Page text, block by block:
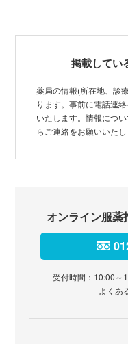
掲載してい
薬局の情報(所在地、診
ります。事前に電話連
いたします。情報につ
らご連絡をお願いいたし
オンライン服薬
受付時間：10:00～
よくあ